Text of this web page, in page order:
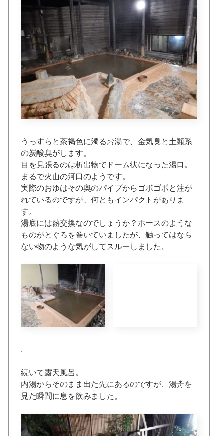
うっすらと茶褐色に濁るお湯で、金気臭と土類系
の炭酸臭がします。
目を見張るのは析出物でドーム状になった湯口。
まるで火山の河口のようです。
実際のおゆはその奥のパイプからゴボゴボと注が
れているのですが、何ともインパクトがありま
す。
湯底には熱交換なのでしょうか？ホースのような
ものがとぐろを巻いていましたが、触ってはなら
ない物のような気がしてスルーしました。
.
続いて露天風呂。
内湯からそのまま出た先にあるのですが、湯舟を
見た瞬間に息を飲みました。